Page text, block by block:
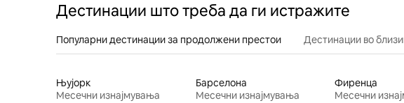
Дестинации што треба да ги истражите
Популарни дестинации за продолжени престои Дестинации во
Њујорк
Месечни изнајмувања
Барселона
Месечни изнајмувања
Фиренца
Месечни